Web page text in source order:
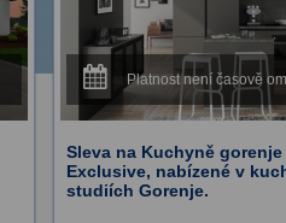
Platnost není časově
Sleva na Kuchyně gorenje
Exclusive, nabízené v
studiích Gorenje.